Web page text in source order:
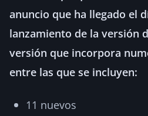
anuncio que ha llegado el
lanzamiento de la versión
versión que incorpora
entre las que se incluyen:
11 nuevos